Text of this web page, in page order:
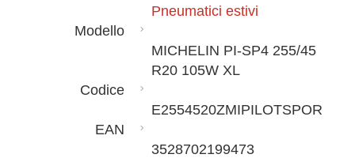
Pneumatici estivi
Modello
MICHELIN PI-SP4 255/45
R20 105W XL
Codice
E2554520ZMIPILOTSPOR
EAN
3528702199473